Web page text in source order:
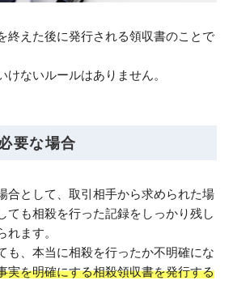
終えた後に発行される領収書のことで
けないルールはありません。
要な場合
合として、取引相手から求められた場
ても相殺を行った記録をしっかり残し
れます。
も、本当に相殺を行ったか不明確にな
実を明確にする相殺領収書を発行する